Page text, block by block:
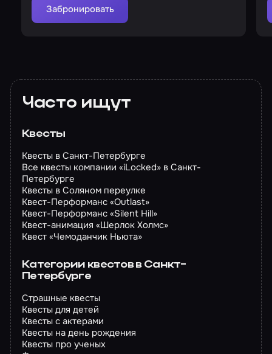
Забронировать
Часто ищут
Квесты
Квесты в Санкт-Петербурге
Все квесты компании «iLocked» в Санкт-
Петербурге
Квесты в Соляном переулке
Квест-Перформанс «Outlast»
Квест-Перформанс «Silent Hill»
Квест-анимация «Шерлок Холмс»
Квест «Чемоданчик Ньюта»
Категории квестов в Санкт-
Петербурге
Страшные квесты
Квесты для детей
Квесты с актерами
Квесты на день рождения
Квесты про ученых